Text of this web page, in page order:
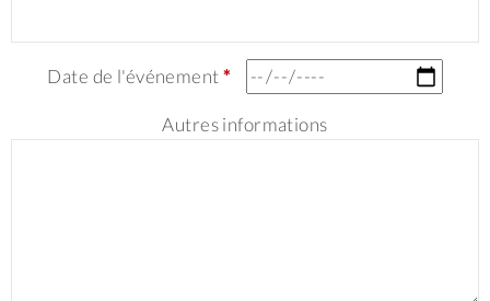
Date de l'événement*
Autres informations